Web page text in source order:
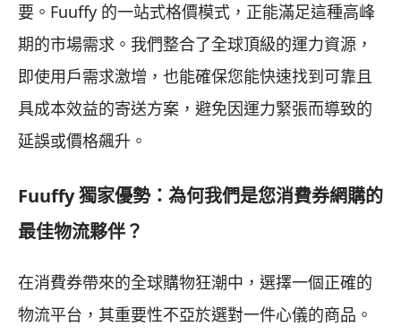
要。Fuuffy 的一站式格價模式，正能滿足這種高峰
期的市場需求。我們整合了全球頂級的運力資源，
即使用戶需求激增，也能確保您能快速找到可靠且
具成本效益的寄送方案，避免因運力緊張而導致的
延誤或價格飆升。
Fuuffy 獨家優勢：為何我們是您消費券網購的
最佳物流夥伴？
在消費券帶來的全球購物狂潮中，選擇一個正確的
物流平台，其重要性不亞於選對一件心儀的商品。